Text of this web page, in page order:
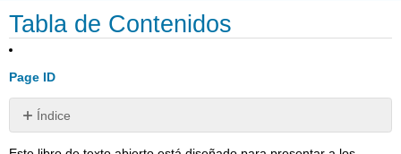
Tabla de Contenidos
Page ID
Índice